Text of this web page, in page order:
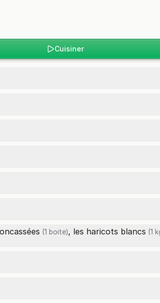
Cuisiner
(1 boite), les haricots blancs (1